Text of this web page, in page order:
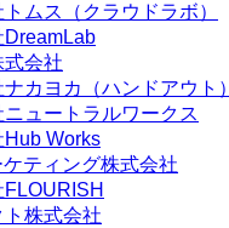
ムス（クラウドラボ）
DreamLab
会社
カヨカ（ハンドアウト）
ュートラルワークス
Works
ティング株式会社
ト株式会社